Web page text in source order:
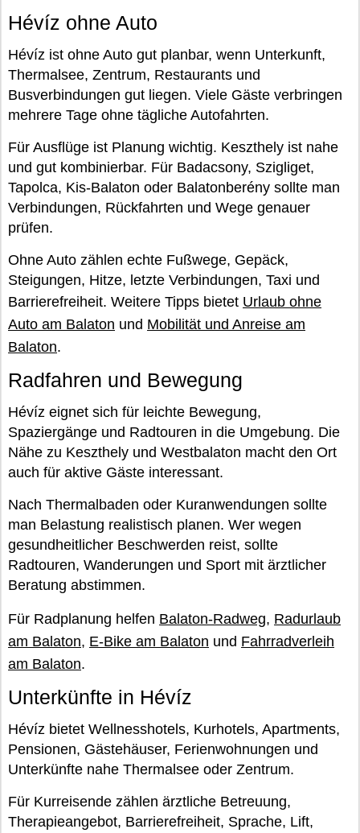
Hévíz ohne Auto
Hévíz ist ohne Auto gut planbar, wenn Unterkunft,
Thermalsee, Zentrum, Restaurants und
Busverbindungen gut liegen. Viele Gäste verbringen
mehrere Tage ohne tägliche Autofahrten.
Für Ausflüge ist Planung wichtig. Keszthely ist nahe
und gut kombinierbar. Für Badacsony, Szigliget,
Tapolca, Kis-Balaton oder Balatonberény sollte man
Verbindungen, Rückfahrten und Wege genauer
prüfen.
Ohne Auto zählen echte Fußwege, Gepäck,
Steigungen, Hitze, letzte Verbindungen, Taxi und
Barrierefreiheit. Weitere Tipps bietet Urlaub ohne
Auto am Balaton und Mobilität und Anreise am
Balaton.
Radfahren und Bewegung
Hévíz eignet sich für leichte Bewegung,
Spaziergänge und Radtouren in die Umgebung. Die
Nähe zu Keszthely und Westbalaton macht den Ort
auch für aktive Gäste interessant.
Nach Thermalbaden oder Kuranwendungen sollte
man Belastung realistisch planen. Wer wegen
gesundheitlicher Beschwerden reist, sollte
Radtouren, Wanderungen und Sport mit ärztlicher
Beratung abstimmen.
Für Radplanung helfen Balaton-Radweg, Radurlaub
am Balaton, E-Bike am Balaton und Fahrradverleih
am Balaton.
Unterkünfte in Hévíz
Hévíz bietet Wellnesshotels, Kurhotels, Apartments,
Pensionen, Gästehäuser, Ferienwohnungen und
Unterkünfte nahe Thermalsee oder Zentrum.
Für Kurreisende zählen ärztliche Betreuung,
Therapieangebot, Barrierefreiheit, Sprache, Lift,